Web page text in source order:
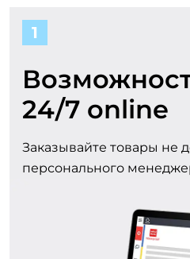
н
и
и
C
в
ы
г
о
1
24/7 online
Заказывайте товары не
персонального